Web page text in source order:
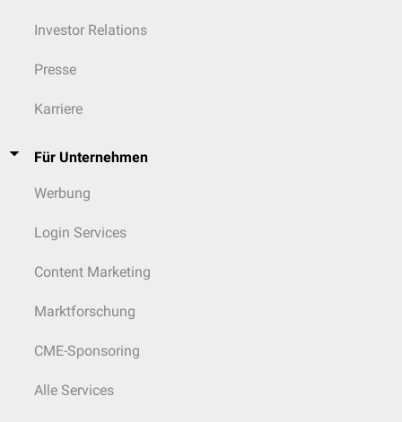
Investor Relations
Presse
Karriere
Für Unternehmen
Werbung
Login Services
Content Marketing
Marktforschung
CME-Sponsoring
Alle Services